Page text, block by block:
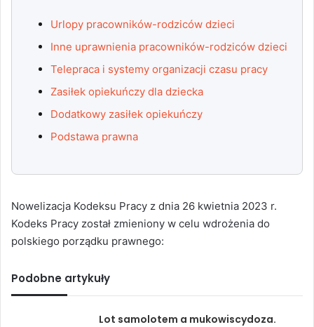
Urlopy pracowników-rodziców dzieci
Inne uprawnienia pracowników-rodziców dzieci
Telepraca i systemy organizacji czasu pracy
Zasiłek opiekuńczy dla dziecka
Dodatkowy zasiłek opiekuńczy
Podstawa prawna
Nowelizacja Kodeksu Pracy z dnia 26 kwietnia 2023 r.
Kodeks Pracy został zmieniony w celu wdrożenia do
polskiego porządku prawnego:
Podobne artykuły
Lot samolotem a mukowiscydoza.